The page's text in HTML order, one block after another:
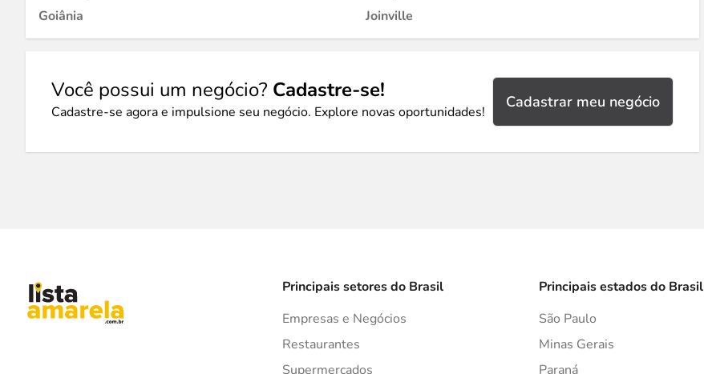
Goiânia
Joinville
Você possui um negócio? Cadastre-se!
Cadastre-se agora e impulsione seu negócio. Explore novas oportunidades!
Cadastrar meu negócio
Principais setores do Brasil
Empresas e Negócios
Restaurantes
Supermercados
Principais estados do Brasil
São Paulo
Minas Gerais
Paraná